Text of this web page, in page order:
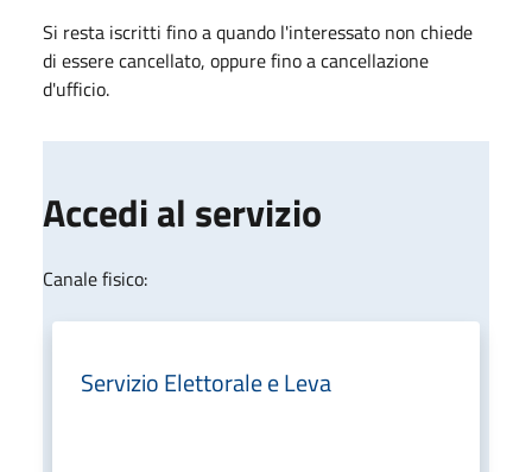
Si resta iscritti fino a quando l'interessato non chiede
di essere cancellato, oppure fino a cancellazione
d'ufficio.
Accedi al servizio
Canale fisico:
Servizio Elettorale e Leva